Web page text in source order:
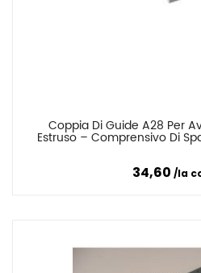
Coppia Di Guide A28 Per
Estruso – Comprensivo Di
34,60 la
Confronta